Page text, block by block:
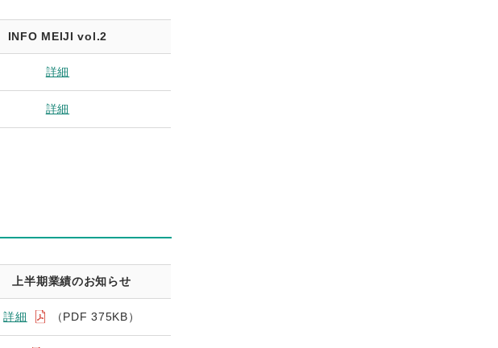
INFO MEIJI vol.2
詳細
詳細
上半期業績のお知らせ
詳細 （PDF 375KB）